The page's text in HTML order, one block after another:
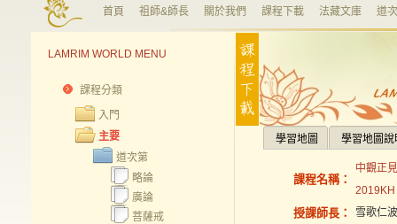
首頁 祖師&師長 關於我們 課程下載 法藏文庫 道
LAMRIM WORLD MENU
課程分類
入門
主要
道次第
略論
廣論
菩薩戒
學習地圖 學習地圖說
課程名稱：
中觀正
2019KH
授課師長： 雪歌仁